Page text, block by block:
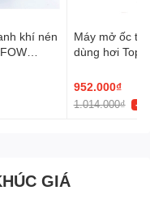
khí nén
Máy mở ốc
dùng hơi Top
952.000₫
1.014.000₫ -
GIÁ